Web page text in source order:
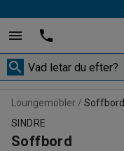
Loungemöbler
Soffbord
SINDRE
Soffbord